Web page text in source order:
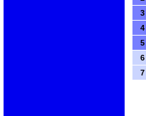
3
4
5
6
7